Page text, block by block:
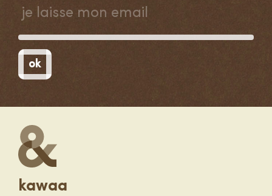
je
laisse
mon
email
(nécessaire)
ok
kawaa